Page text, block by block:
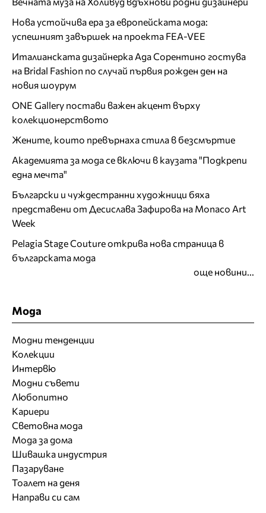
Нова устойчива ера за европейската мода:
успешният завършек на проекта FEA-VEE
Италианската дизайнерка Ада Сорентино гостува
на Bridal Fashion по случай първия рожден ден на
новия шоурум
ONE Gallery постави важен акцент върху
колекционерството
Жените, които превърнаха стила в безсмъртие
Академията за мода се включи в каузата "Подкрепи
една мечта"
Български и чуждестранни художници бяха
представени от Десислава Зафирова на Monaco Art
Week
Pelagia Stage Couture открива нова страница в
българската мода
още новини...
Мода
Модни тенденции
Колекции
Интервю
Модни съвети
Любопитно
Кариери
Световна мода
Мода за дома
Шивашка индустрия
Пазаруване
Тоалет на деня
Направи си сам